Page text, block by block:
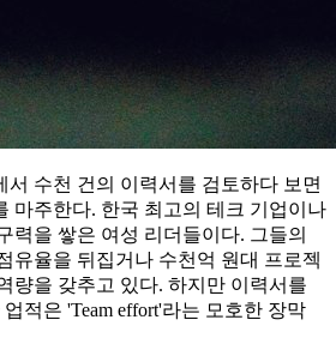
서 수천 건의 이력서를 검토하다 보면
마주한다. 한국 최고의 테크 기업이나
력을 쌓은 여성 리더들이다. 그들의
유율을 뒤집거나 수천억 원대 프로젝
량을 갖추고 있다. 하지만 이력서를
적은 'Team effort'라는 모호한 장막